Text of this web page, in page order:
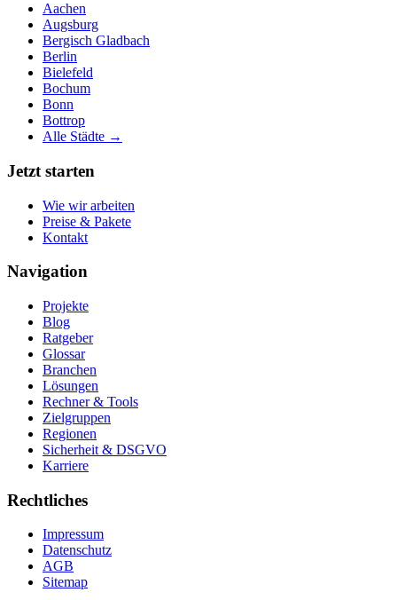
Aachen
Augsburg
Bergisch Gladbach
Berlin
Bielefeld
Bochum
Bonn
Bottrop
Alle Städte →
Jetzt starten
Wie wir arbeiten
Preise & Pakete
Kontakt
Navigation
Projekte
Blog
Ratgeber
Glossar
Branchen
Lösungen
Rechner & Tools
Zielgruppen
Regionen
Sicherheit & DSGVO
Karriere
Rechtliches
Impressum
Datenschutz
AGB
Sitemap